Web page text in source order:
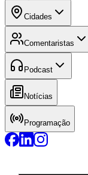
Cidades
Comentaristas
Podcast
Notícias
Programação